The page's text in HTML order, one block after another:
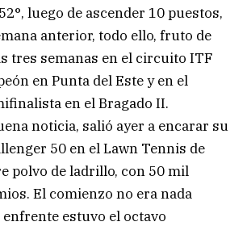
luego de ascender 10 puestos,
anterior, todo ello, fruto de
tres semanas en el circuito ITF
en Punta del Este y en el
en el Bragado II.
noticia, salió ayer a encarar su
50 en el Lawn Tennis de
polvo de ladrillo, con 50 mil
El comienzo no era nada
estuvo el octavo